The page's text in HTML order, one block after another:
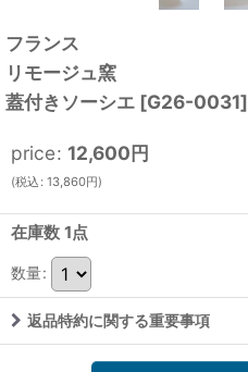
フランス
リモージュ窯
蓋付きソーシエ [G26-0031]
price: 12,600円
(税込 : 13,860円)
在庫数 1点
数量:
返品特約に関する重要事項